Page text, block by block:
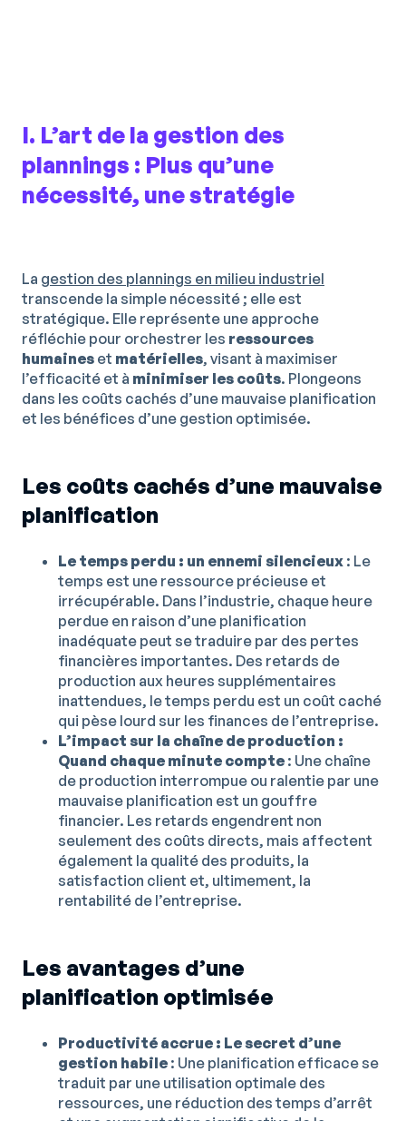
I. L’art de la gestion des
plannings : Plus qu’une
nécessité, une stratégie
La gestion des plannings en milieu industriel
transcende la simple nécessité ; elle est
stratégique. Elle représente une approche
réfléchie pour orchestrer les ressources
humaines et matérielles, visant à maximiser
l’efficacité et à minimiser les coûts. Plongeons
dans les coûts cachés d’une mauvaise planification
et les bénéfices d’une gestion optimisée.
Les coûts cachés d’une mauvaise
planification
Le temps perdu : un ennemi silencieux : Le
temps est une ressource précieuse et
irrécupérable. Dans l’industrie, chaque heure
perdue en raison d’une planification
inadéquate peut se traduire par des pertes
financières importantes. Des retards de
production aux heures supplémentaires
inattendues, le temps perdu est un coût caché
qui pèse lourd sur les finances de l’entreprise.
L’impact sur la chaîne de production :
Quand chaque minute compte : Une chaîne
de production interrompue ou ralentie par une
mauvaise planification est un gouffre
financier. Les retards engendrent non
seulement des coûts directs, mais affectent
également la qualité des produits, la
satisfaction client et, ultimement, la
rentabilité de l’entreprise.
Les avantages d’une
planification optimisée
Productivité accrue : Le secret d’une
gestion habile : Une planification efficace se
traduit par une utilisation optimale des
ressources, une réduction des temps d’arrêt